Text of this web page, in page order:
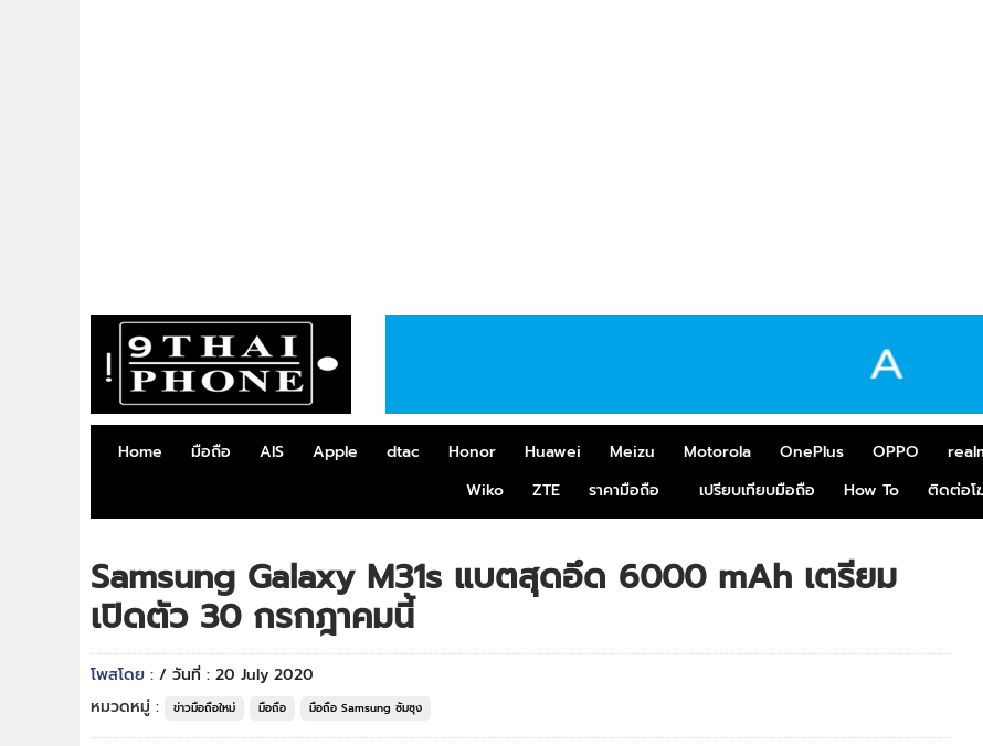
Home มือถือ AIS Apple dtac Honor Huawei Meizu Motorola OnePlus OPPO
Wiko
ZTE ราคามือถือ เปรียบเทียบมือถือ How To ติดต่อโ
Samsung Galaxy M31s แบตสุดอึด 6000 mAh เตรียม
เปิดตัว 30 กรกฎาคมนี้
โพสโดย : / วันที่ : 20 July 2020
หมวดหมู่ :
ข่าวมือถือใหม่ มือถือ มือถือ Samsung ซัมซุง